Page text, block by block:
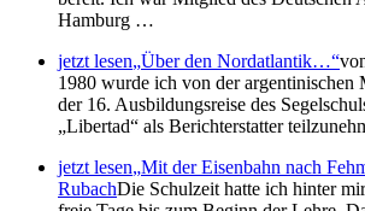
Hamburg …
jetzt lesen Über den Nordatlantik…
1980 wurde ich von der argentinischen
der 16. Ausbildungsreise des
Libertad
als Berichterstatter
jetzt lesen Mit der Eisenbahn nach
RubachDie Schulzeit hatte ich hinter